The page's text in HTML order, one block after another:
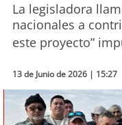
Actualidad
Entretención
Economía
Deportes
La legisladora
nacionales a
este proyecto”
13 de Junio de 2026 | 15:27